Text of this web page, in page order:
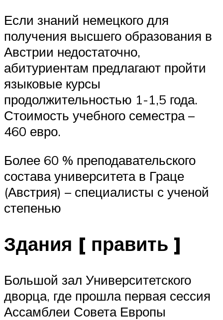
Если знаний немецкого для
получения высшего образования в
Австрии недостаточно,
абитуриентам предлагают пройти
языковые курсы
продолжительностью 1-1,5 года.
Стоимость учебного семестра –
460 евро.
Более 60 % преподавательского
состава университета в Граце
(Австрия) – специалисты с ученой
степенью
Здания [ править ]
Большой зал Университетского
дворца, где прошла первая сессия
Ассамблеи Совета Европы